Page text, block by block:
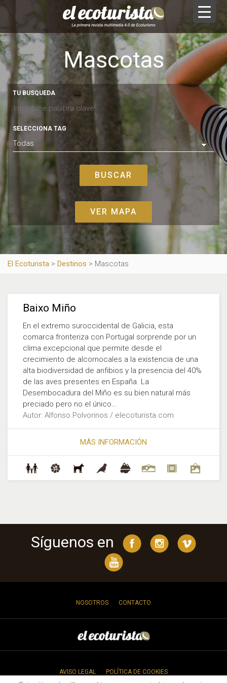
Mascotas
TU BUSQUEDA
SELECCIONA TAG
VER MAPA
El Ecoturista > Destinos > Mascotas
Baixo Miño
En el extremo suroccidental de Galicia, esta
comarca fronteriza con Portugal sorprende por un
clima excepcional que permite desde el
crecimiento de alcornocales a la existencia de una
alta biodiversidad de anfibios y la presencia del 40%
de las aves presentes en España. La
Desembocadura del Miño es su bien natural más
preciado pero no el único…
Autor: Alfonso Polvorinos / elecoturista.com
MÁS INFORMACIÓN
Síguenos en
NOSOTROS CONTACTO
AVISO LEGAL POLÍTICA DE COOKIES